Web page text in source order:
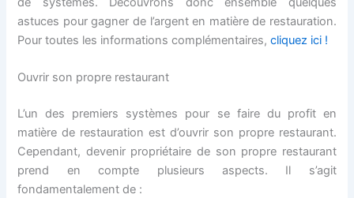
astuces pour gagner de l’argent en matière de restauration.
Pour toutes les informations complémentaires,cliquez ici !
Ouvrir son propre restaurant
L’un des premiers systèmes pour se faire du profit en
matière de restauration est d’ouvrir son propre restaurant.
Cependant, devenir propriétaire de son propre restaurant
prend en compte plusieurs aspects. Il s’agit
fondamentalement de :